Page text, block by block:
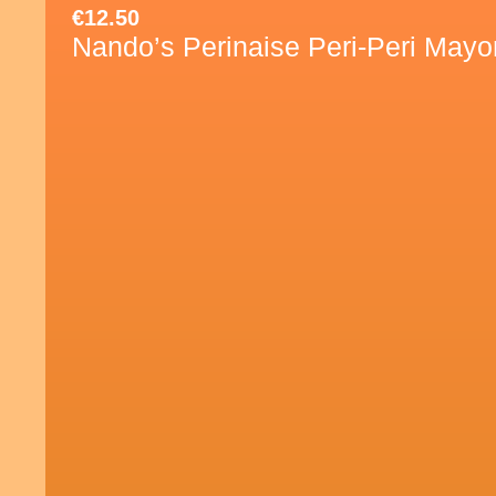
€12.50
Nando’s Perinaise Peri-Peri